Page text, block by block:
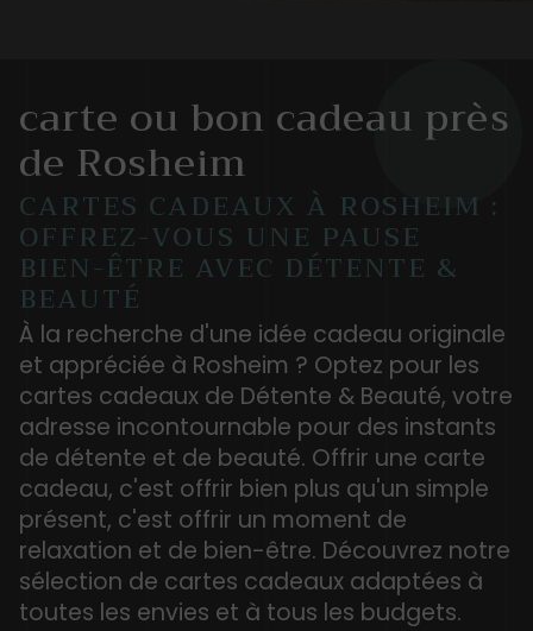
carte ou bon cadeau près
de Rosheim
CARTES CADEAUX À ROSHEIM :
OFFREZ-VOUS UNE PAUSE
BIEN-ÊTRE AVEC DÉTENTE &
BEAUTÉ
À la recherche d'une idée cadeau originale
et appréciée à Rosheim ? Optez pour les
cartes cadeaux de Détente & Beauté, votre
adresse incontournable pour des instants
de détente et de beauté. Offrir une carte
cadeau, c'est offrir bien plus qu'un simple
présent, c'est offrir un moment de
relaxation et de bien-être. Découvrez notre
sélection de cartes cadeaux adaptées à
toutes les envies et à tous les budgets.